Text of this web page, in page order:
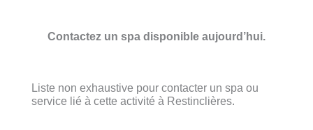
Contactez un spa disponible aujourd’hui.
Liste non exhaustive pour contacter un spa ou
service lié à cette activité à Restinclières.